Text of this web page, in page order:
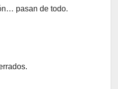
pasan de todo.